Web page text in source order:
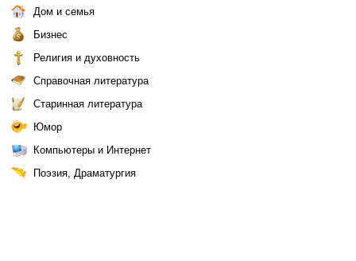
Дом и семья
Бизнес
Религия и духовность
Справочная литература
Старинная литература
Юмор
Компьютеры и Интернет
Поэзия, Драматургия